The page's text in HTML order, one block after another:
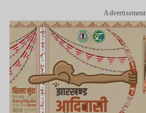
Advertisement